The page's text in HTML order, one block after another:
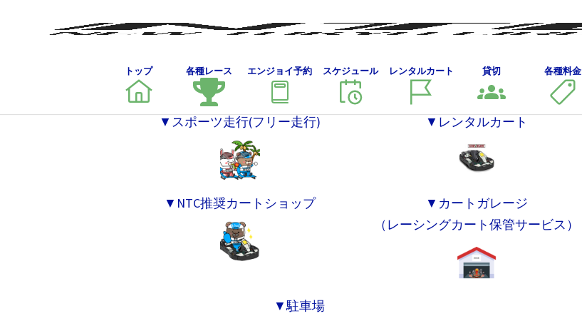
トップ 各種レース エンジョイ予約 スケジュール レンタルカート 貸切 各種料金
各
種
料
金
ご
案
各種料金のご案内
▼スポーツ走行(フリー走行) ▼レンタルカート
▼NTC推奨カートショップ
▼カートガレージ
（レーシングカート保管サービス）
▼駐車場